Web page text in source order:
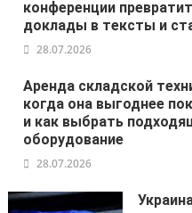
конференции
доклады в тексты и
28.07.2026
Аренда складской
когда она выгоднее
и как выбрать
оборудование
28.07.2026